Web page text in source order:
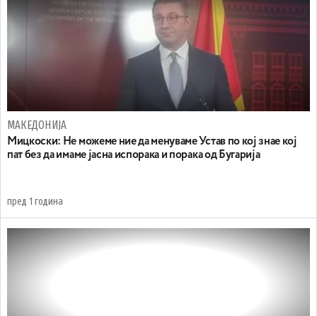
МАКЕДОНИЈА
Мицкоски: Не можеме ние да менуваме Устав по кој знае кој
пат без да имаме јасна испорака и порака oд Бугарија
пред 1 година